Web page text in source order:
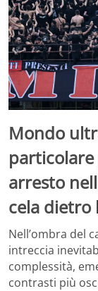
Mondo
arresto
cela dietro
Nell’ombra del
intreccia
complessità,
contrasti più